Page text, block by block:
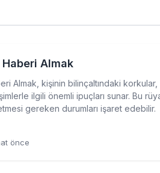
Almak
Almak, kişinin bilinçaltındaki
ilgili önemli ipuçları sunar. Bu
gereken durumları işaret edebilir.
önce